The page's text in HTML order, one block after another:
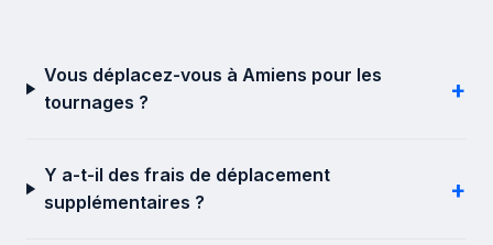
Vous déplacez-vous à Amiens pour les
tournages ?
+
Y a-t-il des frais de déplacement
supplémentaires ?
+